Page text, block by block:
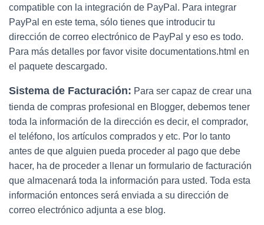
compatible con la integración de PayPal. Para integrar
PayPal en este tema, sólo tienes que introducir tu
dirección de correo electrónico de PayPal y eso es todo.
Para más detalles por favor visite documentations.html en
el paquete descargado.
Sistema de Facturación: Para ser capaz de crear una
tienda de compras profesional en Blogger, debemos tener
toda la información de la dirección es decir, el comprador,
el teléfono, los artículos comprados y etc. Por lo tanto
antes de que alguien pueda proceder al pago que debe
hacer, ha de proceder a llenar un formulario de facturación
que almacenará toda la información para usted. Toda esta
información entonces será enviada a su dirección de
correo electrónico adjunta a ese blog.